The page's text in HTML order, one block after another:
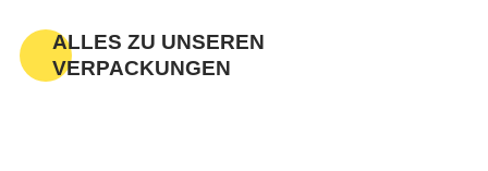
ALLES ZU UNSEREN
VERPACKUNGEN